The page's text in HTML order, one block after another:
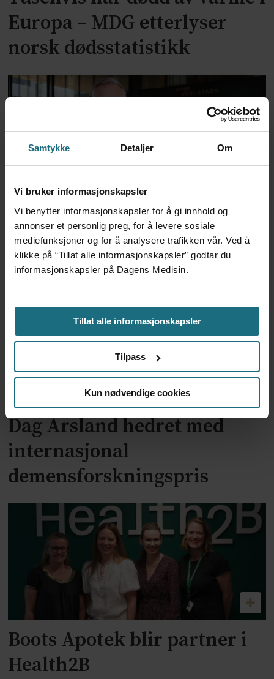
Samtykke Detaljer Om
Vi bruker informasjonskapsler
Vi benytter informasjonskapsler for å gi innhold og
annonser et personlig preg, for å levere sosiale
mediefunksjoner og for å analysere trafikken vår. Ved å
klikke på “Tillat alle informasjonskapsler” godtar du
informasjonskapsler på Dagens Medisin.
Tillat alle informasjonskapsler
Tilpass
Kun nødvendige cookies
Europa – MDG etterlyser
norsk dødsstatistikk
Ledende kreftlege i
Storbritannia begeistret for
ny norsk celleterapi
Dag Årsland hedret med
internasjonal
demensforskningspris
Boots Apotek blir partner i
Health2B